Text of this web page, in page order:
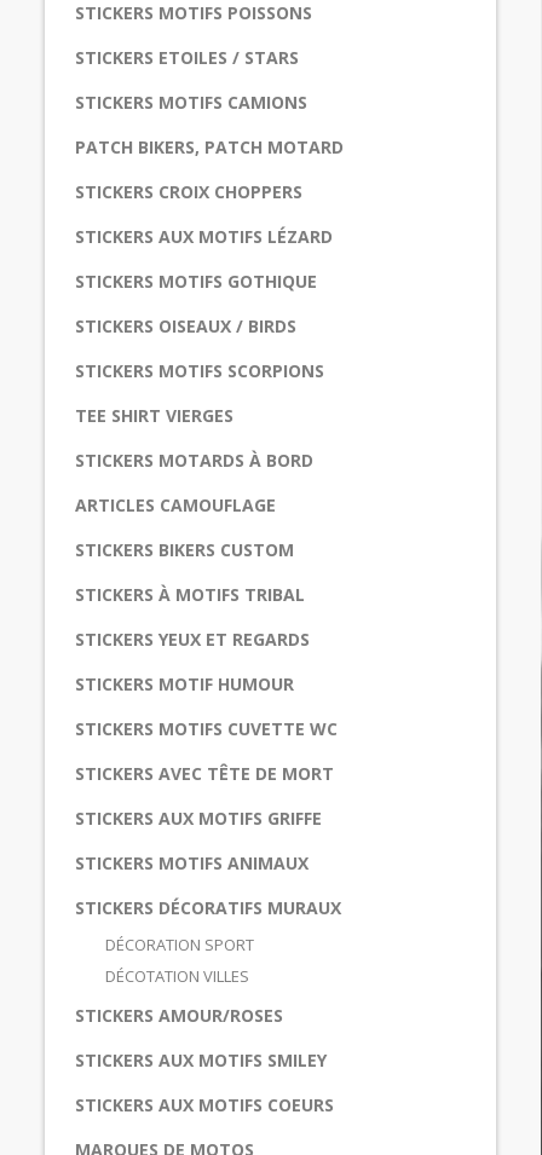
STICKERS MOTIFS POISSONS
STICKERS ETOILES / STARS
STICKERS MOTIFS CAMIONS
PATCH BIKERS, PATCH MOTARD
STICKERS CROIX CHOPPERS
STICKERS AUX MOTIFS LÉZARD
STICKERS MOTIFS GOTHIQUE
STICKERS OISEAUX / BIRDS
STICKERS MOTIFS SCORPIONS
TEE SHIRT VIERGES
STICKERS MOTARDS À BORD
ARTICLES CAMOUFLAGE
STICKERS BIKERS CUSTOM
STICKERS À MOTIFS TRIBAL
STICKERS YEUX ET REGARDS
STICKERS MOTIF HUMOUR
STICKERS MOTIFS CUVETTE WC
STICKERS AVEC TÊTE DE MORT
STICKERS AUX MOTIFS GRIFFE
STICKERS MOTIFS ANIMAUX
STICKERS DÉCORATIFS MURAUX
DÉCORATION SPORT
DÉCOTATION VILLES
STICKERS AMOUR/ROSES
STICKERS AUX MOTIFS SMILEY
STICKERS AUX MOTIFS COEURS
MARQUES DE MOTOS